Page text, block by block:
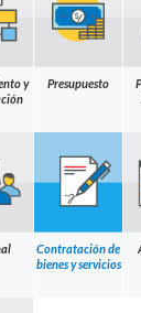
y
Presupuesto
Contratación de
bienes y servicios